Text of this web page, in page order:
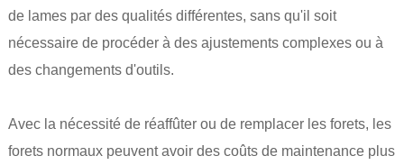
de lames par des qualités différentes, sans qu'il soit
nécessaire de procéder à des ajustements complexes ou à
des changements d'outils.
Avec la nécessité de réaffûter ou de remplacer les forets, les
forets normaux peuvent avoir des coûts de maintenance plus